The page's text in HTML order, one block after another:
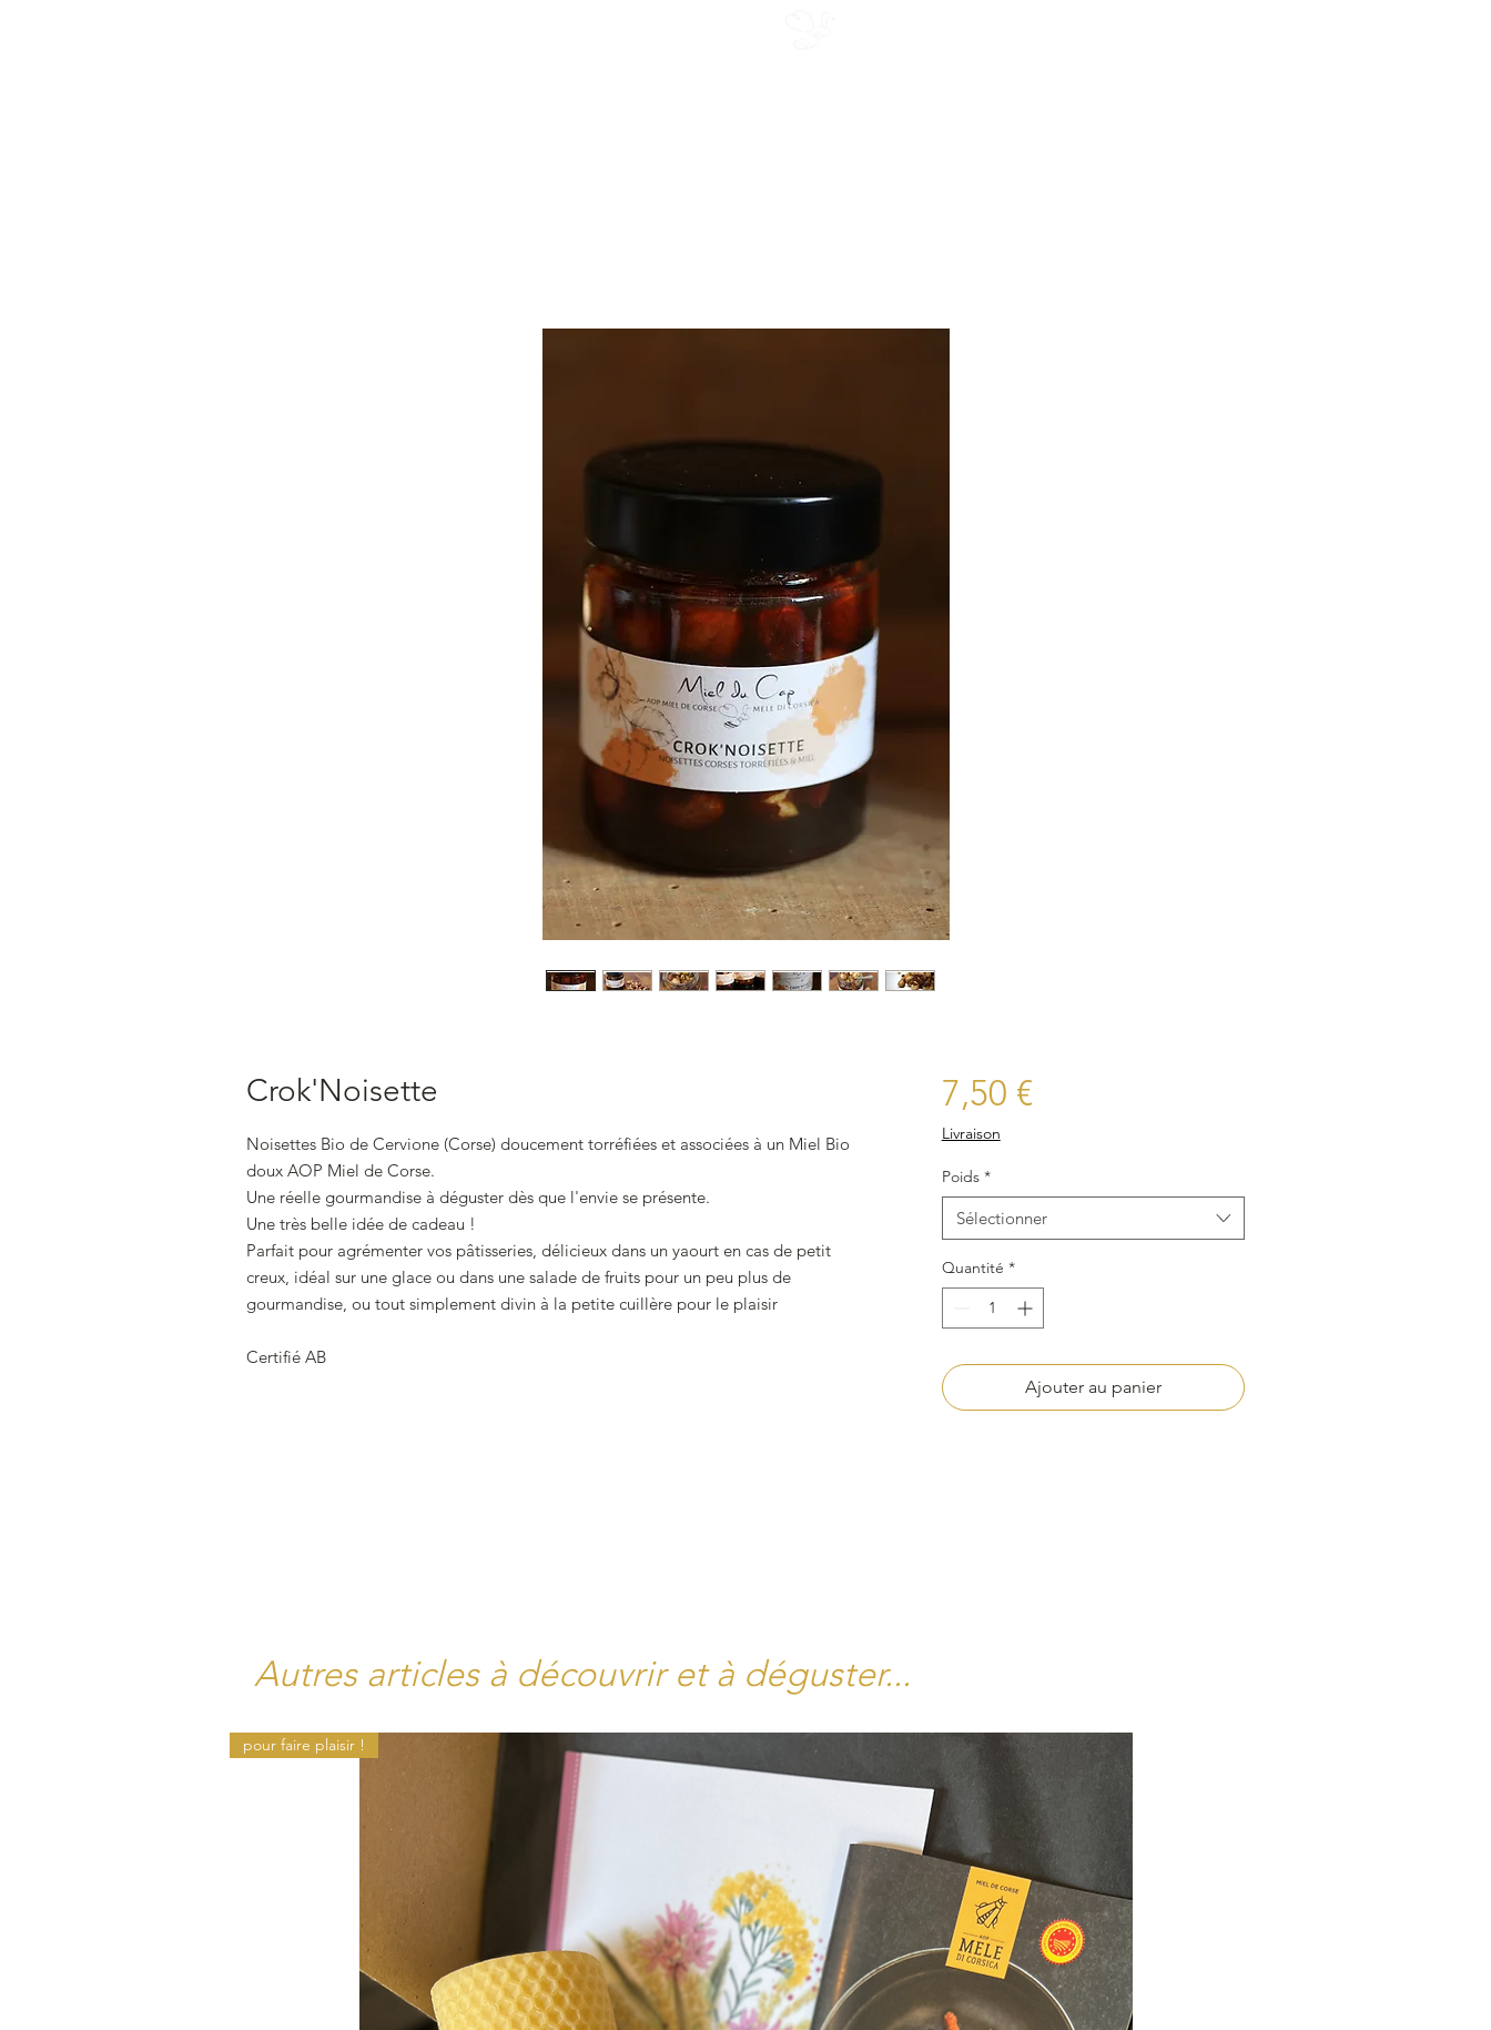
Crok'Noisette
Noisettes Bio de Cervione (Corse) doucement torréfiées et associées à un Miel Bio
doux AOP Miel de Corse.
Une réelle gourmandise à déguster dès que l'envie se présente.
Une très belle idée de cadeau !
Parfait pour agrémenter vos pâtisseries, délicieux dans un yaourt en cas de petit
creux, idéal sur une glace ou dans une salade de fruits pour un peu plus de
gourmandise, ou tout simplement divin à la petite cuillère pour le plaisir
Certifié AB
7,50 €Prix
Livraison
Poids *
Sélectionner
Quantité *
Ajouter au panier
Autres articles à découvrir et à déguster...
pour faire plaisir !